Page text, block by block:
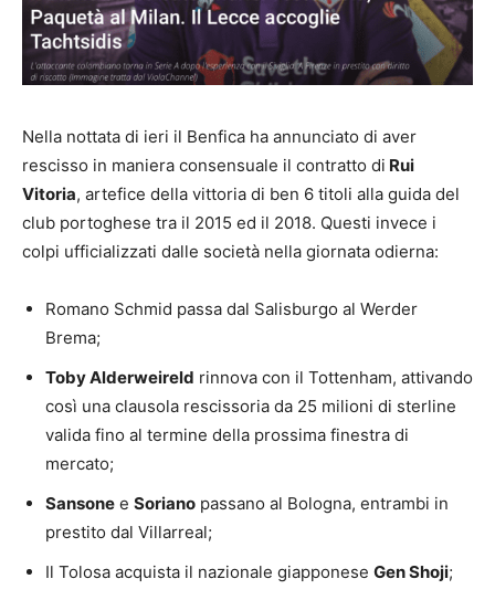
Nella nottata di ieri il Benfica ha annunciato di aver
rescisso in maniera consensuale il contratto di Rui
Vitoria, artefice della vittoria di ben 6 titoli alla guida del
club portoghese tra il 2015 ed il 2018. Questi invece i
colpi ufficializzati dalle società nella giornata odierna:
Romano Schmid passa dal Salisburgo al Werder
Brema;
Toby Alderweireld rinnova con il Tottenham, attivando
così una clausola rescissoria da 25 milioni di sterline
valida fino al termine della prossima finestra di
mercato;
Sansone e Soriano passano al Bologna, entrambi in
prestito dal Villarreal;
Il Tolosa acquista il nazionale giapponese Gen Shoji;